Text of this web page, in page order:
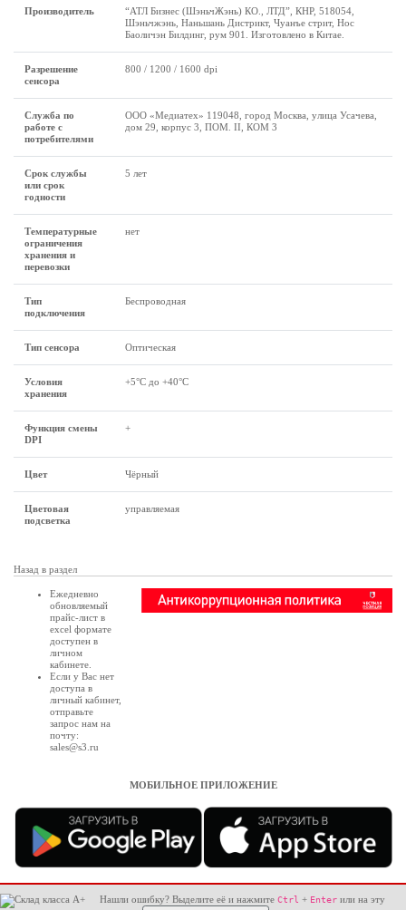
Производитель
“АТЛ Бизнес (ШэньчЖэнь) КО., ЛТД”, КНР, 518054,
Шэньчжэнь, Наньшань Дистрикт, Чуанъе стрит, Нос
Баоличэн Билдинг, рум 901. Изготовлено в Китае.
Разрешение
сенсора
800 / 1200 / 1600 dpi
Служба по
работе с
потребителями
ООО «Медиатех» 119048, город Москва, улица Усачева,
дом 29, корпус 3, ПОМ. II, КОМ 3
Срок службы
или срок
годности
5 лет
Температурные
ограничения
хранения и
перевозки
нет
Тип
подключения
Беспроводная
Тип сенсора Оптическая
Условия
хранения
+5°C до +40°C
Функция смены
DPI
+
Цвет Чёрный
Цветовая
подсветка
управляемая
Назад в раздел
Ежедневно
обновляемый
прайс-лист в
excel формате
доступен в
личном
кабинете
Если у Вас нет
доступа в
личный кабинет,
отправьте
запрос нам на
почту:
sales@s3.ru
МОБИЛЬНОЕ ПРИЛОЖЕНИЕ
Нашли ошибку? Выделите её и нажмите Ctrl + Enter или на эту